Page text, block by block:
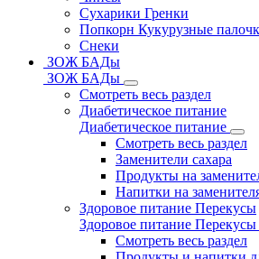
Сухарики Гренки
Попкорн Кукурузные
Снеки
ЗОЖ БАДы
ЗОЖ БАДы
Смотреть весь раздел
Диабетическое питание
Диабетическое питание
Смотреть весь раздел
Заменители сахара
Продукты на
Напитки на
Здоровое питание Перекусы
Здоровое питание Перекусы
Смотреть весь раздел